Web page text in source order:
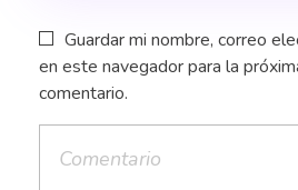
Guardar mi nombre, correo
en este navegador para la
comentario.